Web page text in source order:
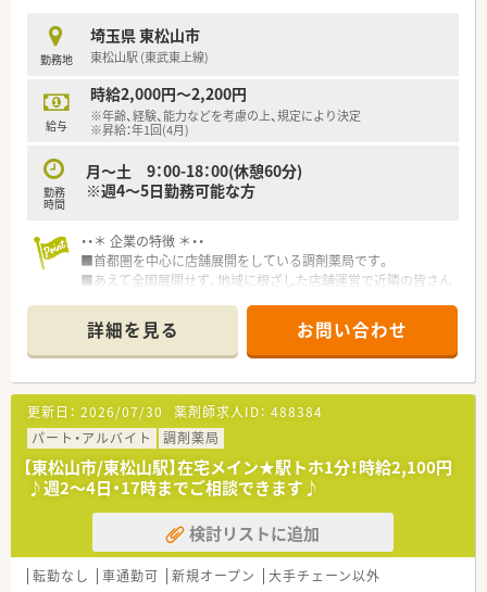
勤務地
埼玉県 東松山市
東松山駅 (東武東上線)
給与
時給2,000円～2,200円
※年齢、経験、能力などを考慮の上、規定により決定
※昇給：年1回(4月)
勤務
時間
月～土 9：00-18：00(休憩60分)
※週4～5日勤務可能な方
・・＊ 企業の特徴 ＊・・
■首都圏を中心に店舗展開をしている調剤薬局です。
■あえて全国展開せず、地域に根ざした店舗運営で近隣の皆さん
■監査システムの導入等安心してお仕事できる体制が整ってい
ます。
■社宅や各種保険制度など安心して働ける福利厚生を用意して
います。
■将来のキャリアパスが豊富で女性管理職の方も多く活躍され
ています。
■この求人は大手薬局求人特集に掲載中です■
詳細を見る お問い合わせ
更新日： 2026/07/30 薬剤師求人ID： 488384
パート・アルバイト
調剤薬局
【東松山市/東松山駅】在宅メイン★駅トホ1分！時給2,100円
♪週2～4日・17時までご相談できます♪
検討リストに追加
転勤なし 車通勤可 新規オープン 大手チェーン以外